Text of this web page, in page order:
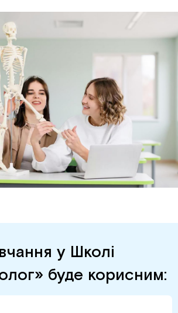
у Школі
буде корисним: